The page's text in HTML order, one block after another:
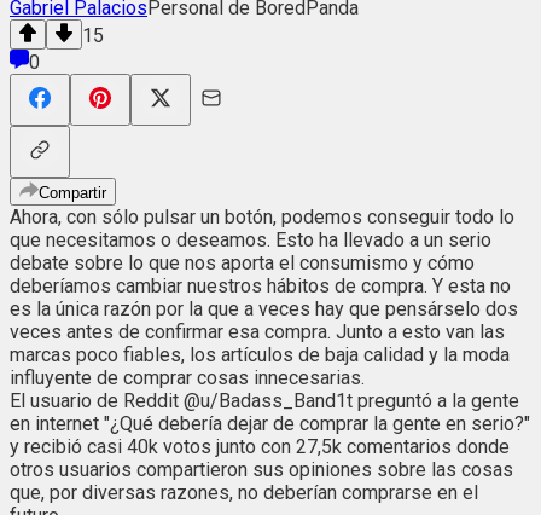
Gabriel PalaciosPersonal de BoredPanda
15
0
Compartir
Ahora, con sólo pulsar un botón, podemos conseguir todo lo
que necesitamos o deseamos. Esto ha llevado a un serio
debate sobre lo que nos aporta el consumismo y cómo
deberíamos cambiar nuestros hábitos de compra. Y esta no
es la única razón por la que a veces hay que pensárselo dos
veces antes de confirmar esa compra. Junto a esto van las
marcas poco fiables, los artículos de baja calidad y la moda
influyente de comprar cosas innecesarias.
El usuario de Reddit @u/Badass_Band1t preguntó a la gente
en internet "¿Qué debería dejar de comprar la gente en serio?"
y recibió casi 40k votos junto con 27,5k comentarios donde
otros usuarios compartieron sus opiniones sobre las cosas
que, por diversas razones, no deberían comprarse en el